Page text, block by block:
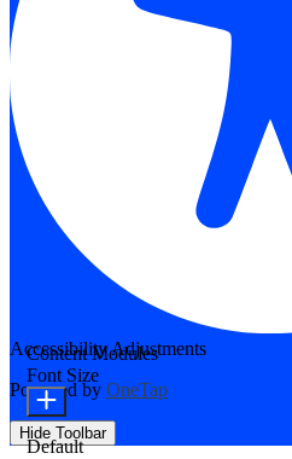
Accessibility Adjustments
Powered by OneTap
Hide Toolbar
Content Modules
Font Size
Default